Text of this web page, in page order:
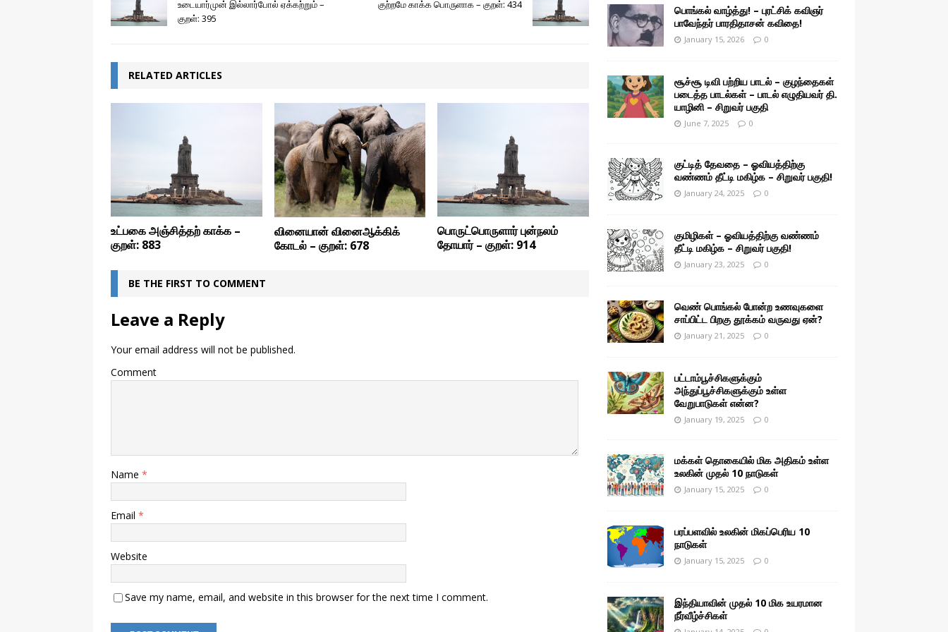
உடையார்முன் இல்லார்போல் ஏக்கற்றும் –
குறள்: 395
குற்றமே காக்க பொருளாக – குறள்: 434
RELATED ARTICLES
உட்பகை அஞ்சித்தற் காக்க –
குறள்: 883
வினையான் வினைஆக்கிக்
கோடல் – குறள்: 678
பொருட்பொருளார் புன்நலம்
தோயார் – குறள்: 914
BE THE FIRST TO COMMENT
Leave a Reply
Your email address will not be published.
Comment
Name *
Email *
Website
Save my name, email, and website in this browser for the next time I comment.
பொங்கல் வாழ்த்து! – புரட்சிக் கவிஞர்
பாவேந்தர் பாரதிதாசன் கவிதை!
January 15, 2026 0
சூச்சூ டிவி பற்றிய பாடல் – குழந்தைகள்
படைத்த பாடல்கள் – பாடல் எழுதியவர் தி.
யாழினி – சிறுவர் பகுதி
June 7, 2025 0
குட்டித் தேவதை – ஓவியத்திற்கு
வண்ணம் தீட்டி மகிழ்க – சிறுவர் பகுதி!
January 24, 2025 0
குமிழிகள் – ஓவியத்திற்கு வண்ணம்
தீட்டி மகிழ்க – சிறுவர் பகுதி!
January 23, 2025 0
வெண் பொங்கல் போன்ற உணவுகளை
சாப்பிட்ட பிறகு தூக்கம் வருவது ஏன்?
January 21, 2025 0
பட்டாம்பூச்சிகளுக்கும்
அந்துப்பூச்சிகளுக்கும் உள்ள
வேறுபாடுகள் என்ன?
January 19, 2025 0
மக்கள் தொகையில் மிக அதிகம் உள்ள
உலகின் முதல் 10 நாடுகள்
January 15, 2025 0
பரப்பளவில் உலகின் மிகப்பெரிய 10
நாடுகள்
January 15, 2025 0
இந்தியாவின் முதல் 10 மிக உயரமான
நீர்வீழ்ச்சிகள்